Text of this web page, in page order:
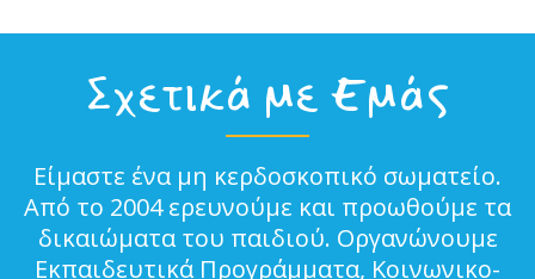
Σχετικά με Εμάς
Είμαστε ένα μη κερδοσκοπικό σωματείο.
Από το 2004 ερευνούμε και προωθούμε τα
δικαιώματα του παιδιού. Οργανώνουμε
Εκπαιδευτικά Προγράμματα, Κοινωνικο-